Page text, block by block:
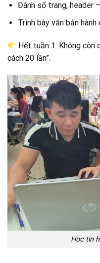
Đánh số trang, header
Trình bày văn bản hành
Hết tuần 1: Không còn
cách 20 lần”.
Hoc tin